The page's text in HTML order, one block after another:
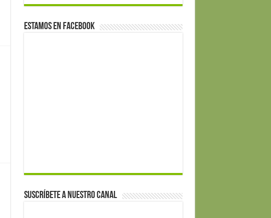
Estamos en Facebook
Suscríbete a nuestro canal